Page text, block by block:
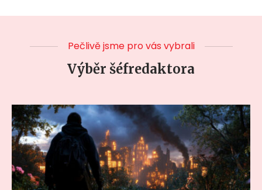
Pečlivě jsme pro vás vybrali
Výběr šéfredaktora